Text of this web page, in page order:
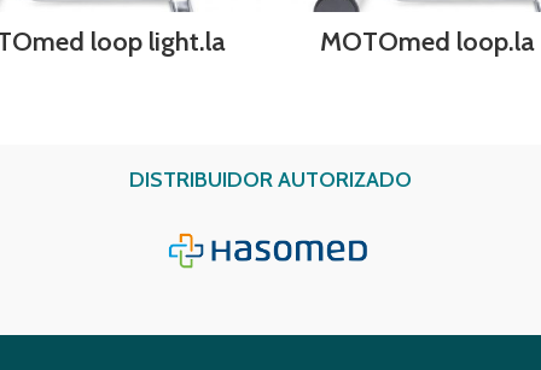
loop light.la MOTOmed
DISTRIBUIDOR AUTORIZADO